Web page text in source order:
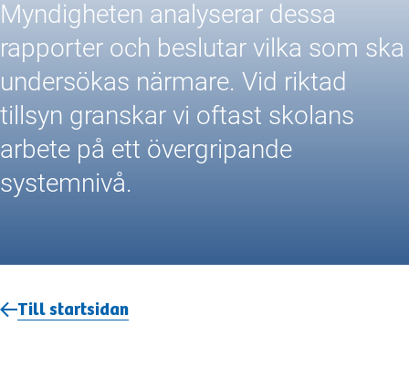
Myndigheten analyserar dessa
rapporter och beslutar vilka som ska
undersökas närmare. Vid riktad
tillsyn granskar vi oftast skolans
arbete på ett övergripande
systemnivå.
Till startsidan